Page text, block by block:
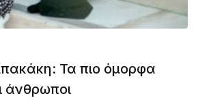
Τα πιο όμορφα
άνθρωποι